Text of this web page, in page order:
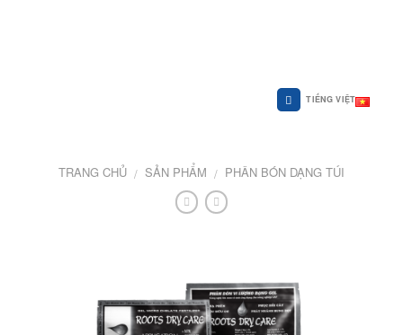
TIẾNG VIỆT
TRANG CHỦ / SẢN PHẨM / PHÂN BÓN DẠNG TÚI